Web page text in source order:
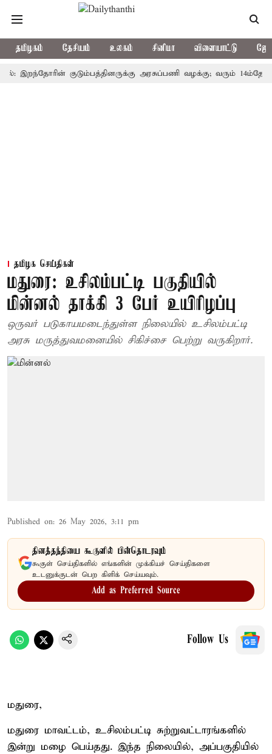
தமிழகம் தேசியம் உலகம் சினிமா விளையாட்டு
குடும்பத்தினருக்கு அரசுப்பணி வழக்கு; வரும் 14ம்தேதி
தமிழக செய்திகள்
மதுரை: உசிலம்பட்டி பகுதியில்
மின்னல் தாக்கி 3 பேர் உயிரிழப்பு
ஒருவர் படுகாயமடைந்துள்ள நிலையில் உசிலம்பட்டி
அரசு மருத்துவமனையில் சிகிச்சை பெற்று வருகிறார்.
Published on: 26 May 2026, 3:11 pm
தினத்தந்தியை கூகுளில் பின்தொடரவும்
கூகுள் செய்திகளில் எங்களின் முக்கியச் செய்திகளை
உடனுக்குடன் பெற கிளிக் செய்யவும்.
Add as Preferred Source
Follow Us
மதுரை,
மதுரை மாவட்டம், உசிலம்பட்டி சுற்றுவட்டாரங்களில்
இன்று மழை பெய்தது. இந்த நிலையில், அப்பகுதியில்